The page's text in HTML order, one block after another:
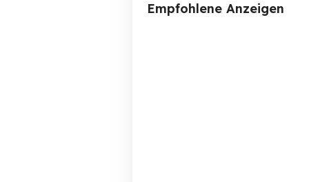
Empfohlene Anzeigen